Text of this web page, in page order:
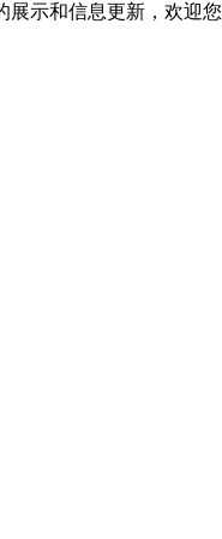
展示和信息更新，欢迎